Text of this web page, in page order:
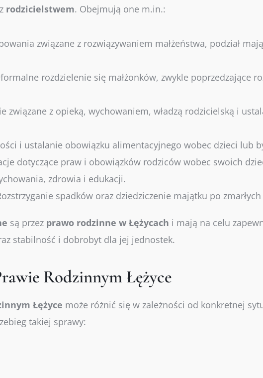
rodzicielstwem. Obejmują one m.in.:
związane z rozwiązywaniem małżeństwa, podział
rozdzielenie się małżonków, zwykle poprzedzające
związane z opieką, wychowaniem, władzą rodzicielską i
i ustalanie obowiązku alimentacyjnego wobec dzieci lub
dotyczące praw i obowiązków rodziców wobec swoich
zdrowia i edukacji.
spadków oraz dziedziczenie majątku po
są przez prawo rodzinne w Łężycach i mają na celu
stabilność i dobrobyt dla jej jednostek.
Rodzinnym Łężyce
Łężyce może różnić się w zależności od konkretnej
takiej sprawy: